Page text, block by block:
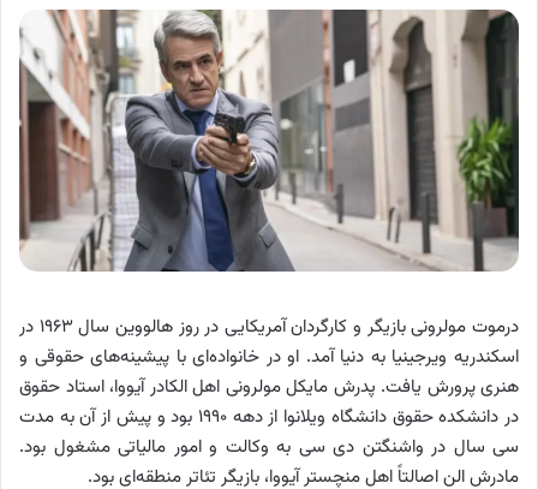
درموت مولرونی بازیگر و کارگردان آمریکایی در روز هالووین سال ۱۹۶۳ در
اسکندریه ویرجینیا به دنیا آمد. او در خانواده‌ای با پیشینه‌های حقوقی و
هنری پرورش یافت. پدرش مایکل مولرونی اهل الکادر آیووا، استاد حقوق
در دانشکده حقوق دانشگاه ویلانوا از دهه ۱۹۹۰ بود و پیش از آن به مدت
سی سال در واشنگتن دی سی به وکالت و امور مالیاتی مشغول بود.
مادرش الن اصالتاً اهل منچستر آیووا، بازیگر تئاتر منطقه‌ای بود.